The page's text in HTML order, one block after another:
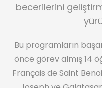
becerilerini
Bu programların
önce görev almış 14
Français de Saint